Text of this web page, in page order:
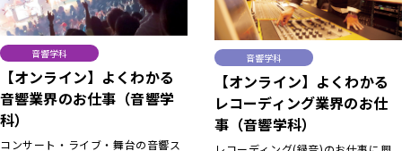
音響学科
【オンライン】よくわかる
音響業界のお仕事（音響学
科）
コンサート・ライブ・舞台の音響ス
音響学科
【オンライン】よくわかる
レコーディング業界のお仕
事（音響学科）